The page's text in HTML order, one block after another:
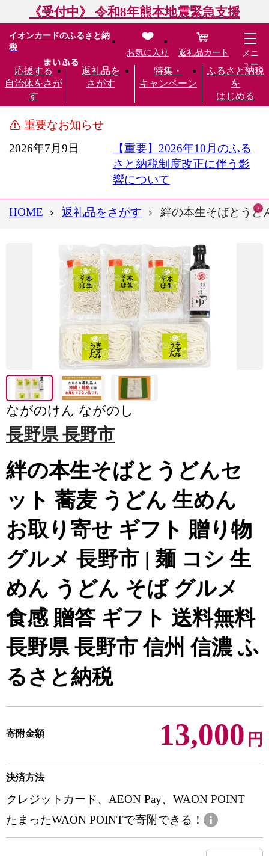
《受付中》 令和8年熊本地震緊急支援
イオンカードのふるさと納
税
応援する
自治体をさが
す
返礼品を
さがす
特集・
キャンペーン
ふるさと納税
を
はじめる
お気に入り 返礼品カート
メニ
ュー
重要なお知らせ
2026年7月9日
【重要】2026年10月のふる
さと納税制度改正に伴う影
響について
HOME 返礼品をさがす 絆の本生そばとうど
ながのけん ながのし
長野県 長野市
絆の本生そばとうどんセ
ット 蕎麦 うどん 生めん
お取り寄せ ギフト 贈り物
グルメ 長野市 | 麺 コシ 生
めん うどん そば グルメ
食感 贈答 ギフト 送料無料
長野県 長野市 信州 信濃 ふ
るさと納税
寄附金額 13,000 円
決済方法
クレジットカード、AEON Pay、WAON POINT
たまったWAON POINTで寄附できる！